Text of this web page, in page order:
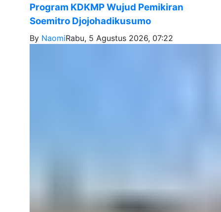
Program KDKMP Wujud Pemikiran
Soemitro Djojohadikusumo
By NaomiRabu, 5 Agustus 2026, 07:22